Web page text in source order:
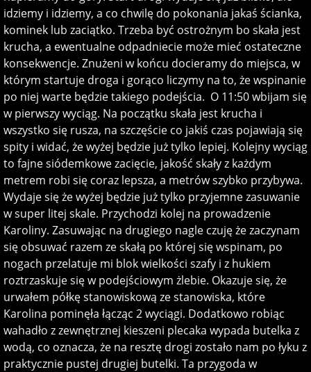
idziemy i idziemy, a co chwilę do pokonania jakaś ścianka,
kominek lub zaciątko. Trzeba być ostrożnym bo skała jest
krucha, a ewentualne odpadniecie może mieć ostateczne
konsekwencje. Znużeni w końcu docieramy do miejsca, w
którym startuje droga i gorąco liczymy na to, że wspinanie
po niej warte będzie takiego podejścia. O 11:50 wbijam się
w pierwszy wyciąg. Na początku skała jest krucha i
wszystko się rusza, na szczęście co jakiś czas pojawiają się
spity i widać, że wyżej będzie już tylko lepiej. Kolejny wyciąg
to fajne siódemkowe zacięcie, jakość skały z każdym
metrem robi się coraz lepsza, a metrów szybko przybywa.
Wydaje się że wyżej będzie już tylko przyjemne zasuwanie
w super litej skale. Przychodzi kolej na prowadzenie
Karoliny. Zasuwając na drugiego nagle czuję że zaczynam
się obsuwać razem ze skałą po której się wspinam, po
nogach przelatuje mi blok wielkości szafy i z hukiem
roztrzaskuje się w podejściowym żlebie. Okazuje się, że
urwałem półkę stanowiskową ze stanowiska, które
Karolina pominęła łącząc 2 wyciągi. Dodatkowo robiąc
wahadło z zewnętrznej kieszeni plecaka wypada butelka z
wodą, co oznacza, że na resztę drogi zostało nam po łyku z
praktycznie pustej drugiej butelki. Ta przygoda w